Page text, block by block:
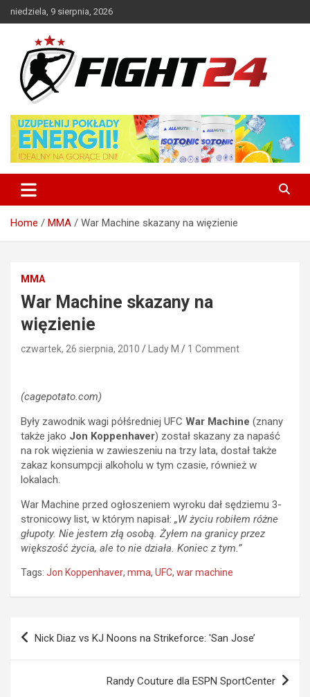
Skip
to
niedziela, 9 sierpnia, 2026
FIGHT24.PL – MMA i K-1, UFC
Home MMA War Machine skazany na więzienie
MMA
War Machine skazany na
więzienie
czwartek, 26 sierpnia, 2010 Lady M 1 Comment
(cagepotato.com)
Były zawodnik wagi półśredniej UFC War Machine (znany
także jako Jon Koppenhaver) został skazany za napaść
na rok więzienia w zawieszeniu na trzy lata, dostał także
zakaz konsumpcji alkoholu w tym czasie, również w
lokalach.
War Machine przed ogłoszeniem wyroku dał sędziemu 3-
stronicowy list, w którym napisał: „W życiu robiłem różne
głupoty. Nie jestem złą osobą. Żyłem na granicy przez
większość życia, ale to nie działa. Koniec z tym.”
Tags: Jon Koppenhaver, mma, UFC, war machine
Nawigacja
Nick Diaz vs KJ Noons na Strikeforce: 'San Jose’
Randy Couture dla ESPN SportCenter